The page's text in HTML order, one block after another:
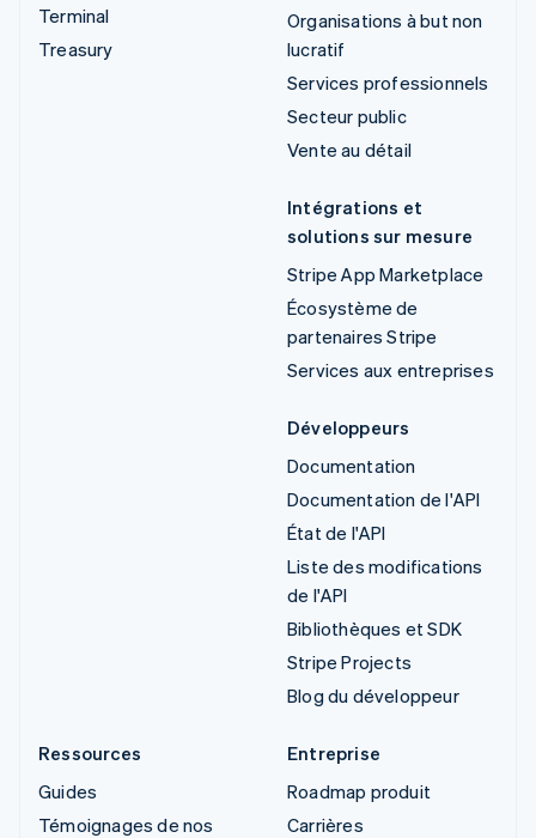
Terminal
Treasury
Organisations à but non
lucratif
Services professionnels
Secteur public
Vente au détail
Intégrations et
solutions sur mesure
Stripe App Marketplace
Écosystème de
partenaires Stripe
Services aux entreprises
Développeurs
Documentation
Documentation de l'API
État de l'API
Liste des modifications
de l'API
Bibliothèques et SDK
Stripe Projects
Blog du développeur
Ressources
Guides
Témoignages de nos
Entreprise
Roadmap produit
Carrières